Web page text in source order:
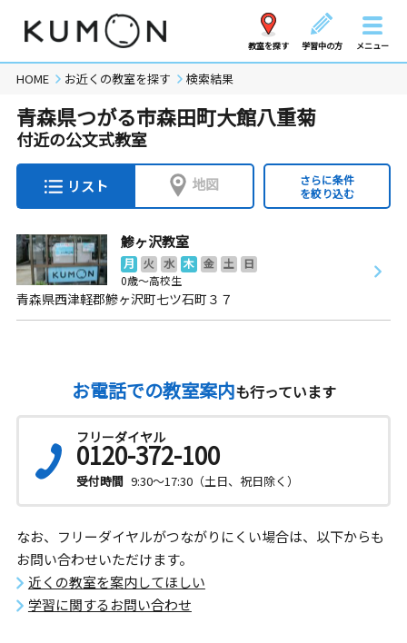
教室を探す 学習中の方 メニュー
HOME お近くの教室を探す 検索結果
青森県つがる市森田町大館八重菊
付近の公文式教室
リスト 地図
さらに条件
を絞り込む
鯵ヶ沢教室
月 火 水 木 金 土
日
0歳～高校生
青森県西津軽郡鰺ヶ沢町七ツ石町３７
お電話での教室案内も行っています
フリーダイヤル
0120-372-100
受付時間 9:30～17:30（土日、祝日除く）
なお、フリーダイヤルがつながりにくい場合は、以下からも
お問い合わせいただけます。
近くの教室を案内してほしい
学習に関するお問い合わせ